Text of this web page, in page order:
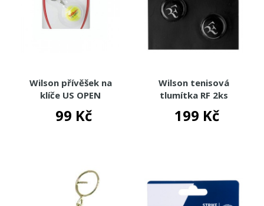
Wilson přívěšek na
klíče US OPEN
99 Kč
Wilson tenisová
tlumítka RF 2ks
199 Kč